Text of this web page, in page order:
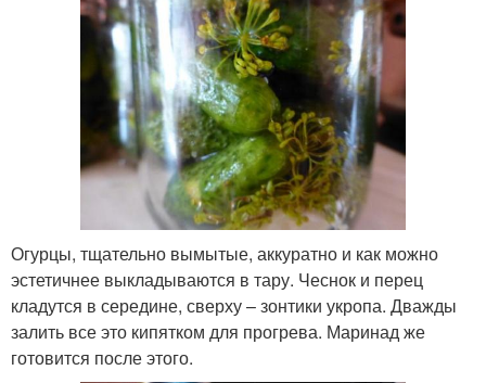
Огурцы, тщательно вымытые, аккуратно и как можно
эстетичнее выкладываются в тару. Чеснок и перец
кладутся в середине, сверху – зонтики укропа. Дважды
залить все это кипятком для прогрева. Маринад же
готовится после этого.